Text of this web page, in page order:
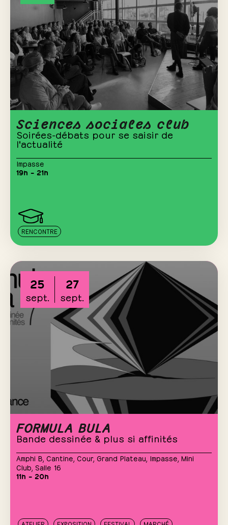
Sciences sociales club
Soirées-débats pour se saisir de
l'actualité
Impasse
19h – 21h
RENCONTRE
25
sept.
27
sept.
FORMULA BULA
Bande dessinée & plus si affinités
Amphi B Cantine Cour, Grand Plateau Impasse Mini
Club Salle 16
11h – 20h